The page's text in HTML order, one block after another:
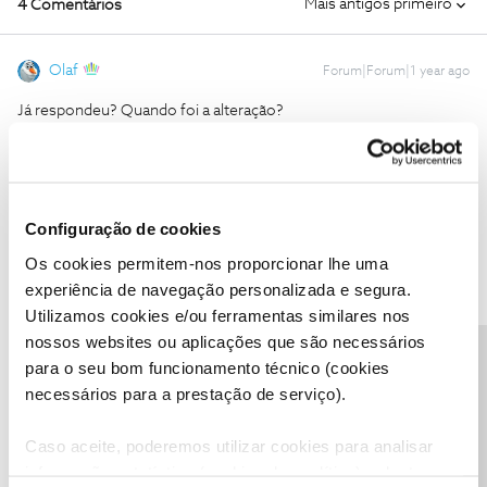
Configuração de cookies
Os cookies permitem-nos proporcionar lhe uma
experiência de navegação personalizada e segura.
Utilizamos cookies e/ou ferramentas similares nos
nossos websites ou aplicações que são necessários
para o seu bom funcionamento técnico (cookies
necessários para a prestação de serviço).
Caso aceite, poderemos utilizar cookies para analisar
4 Comentários Mais antigos primeiro
Olaf Forum|Forum|1 year ago
Já respondeu? Quando foi a alteração?
Mário P. Forum|Forum|1 year ago
Boa tarde, ​
fez uma questão pertinente.
Diga-nos, por favor, se já aceitou as condições e, se sim, quando
foi feita a alteração.